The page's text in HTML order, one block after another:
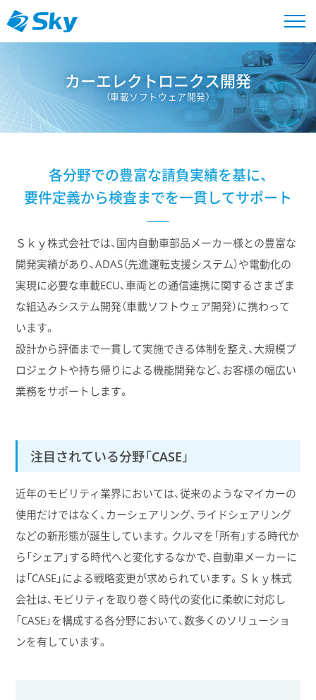
カーエレクトロニクス開発
（車載ソフトウェア開発）
各分野での豊富な請負実績を基に、
要件定義から検査までを一貫してサポート
Ｓｋｙ株式会社では、国内自動車部品メーカー様との豊富な
開発実績があり、ADAS（先進運転支援システム）や電動化の
実現に必要な車載ECU、車両との通信連携に関するさまざま
な組込みシステム開発（車載ソフトウェア開発）に携わって
います。
設計から評価まで一貫して実施できる体制を整え、大規模プ
ロジェクトや持ち帰りによる機能開発など、お客様の幅広い
業務をサポートします。
注目されている分野「CASE」
近年のモビリティ業界においては、従来のようなマイカーの
使用だけではなく、カーシェアリング、ライドシェアリング
などの新形態が誕生しています。クルマを「所有」する時代か
ら「シェア」する時代へと変化するなかで、自動車メーカーに
は「CASE」による戦略変更が求められています。Ｓｋｙ株式
会社は、モビリティを取り巻く時代の変化に柔軟に対応し
「CASE」を構成する各分野において、数多くのソリューショ
ンを有しています。